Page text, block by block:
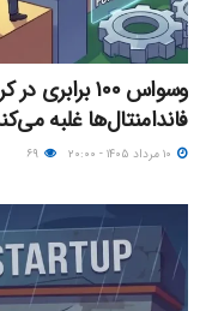
وسواس ۱۰۰
فاندامنتال‌ها غلبه